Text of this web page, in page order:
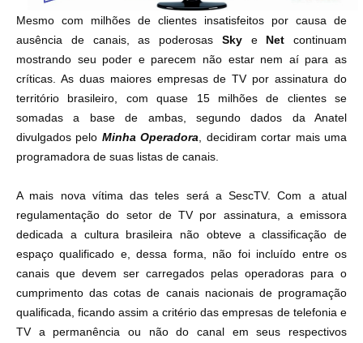
Mesmo com milhões de clientes insatisfeitos por causa de
ausência de canais, as poderosas Skye Net continuam
mostrando seu poder e parecem não estar nem aí para as
críticas. As duas maiores empresas de TV por assinatura do
território brasileiro, com quase 15 milhões de clientes se
somadas a base de ambas, segundo dados da Anatel
divulgados pelo Minha Operadora , decidiram cortar mais uma
programadora de suas listas de canais.
A mais nova vítima das teles será a SescTV.Com a atual
regulamentação do setor de TV por assinatura, a emissora
dedicada a cultura brasileira não obteve a classificação de
espaço qualificado e, dessa forma, não foi incluído entre os
canais que devem ser carregados pelas operadoras para o
cumprimento das cotas de canais nacionais de programação
qualificada, ficando assim a critério das empresas de telefonia e
TV a permanência ou não do canal em seus respectivos